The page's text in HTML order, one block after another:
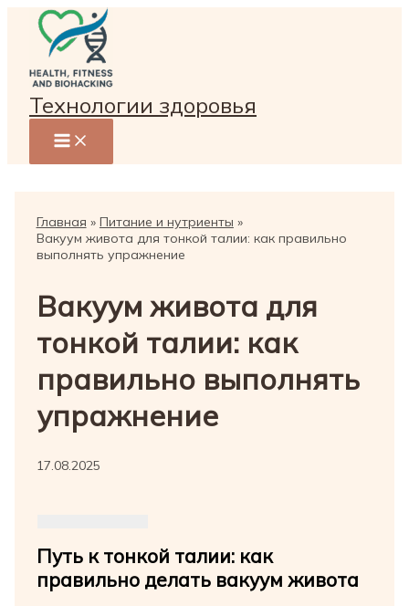
Перейти
содержимому
Технологии здоровья
Главная
Питание и нутриенты
Вакуум живота для тонкой талии: как правильно
выполнять упражнение
Вакуум живота для
тонкой талии: как
правильно выполнять
упражнение
17.08.2025
Путь к тонкой талии: как
правильно делать вакуум живота